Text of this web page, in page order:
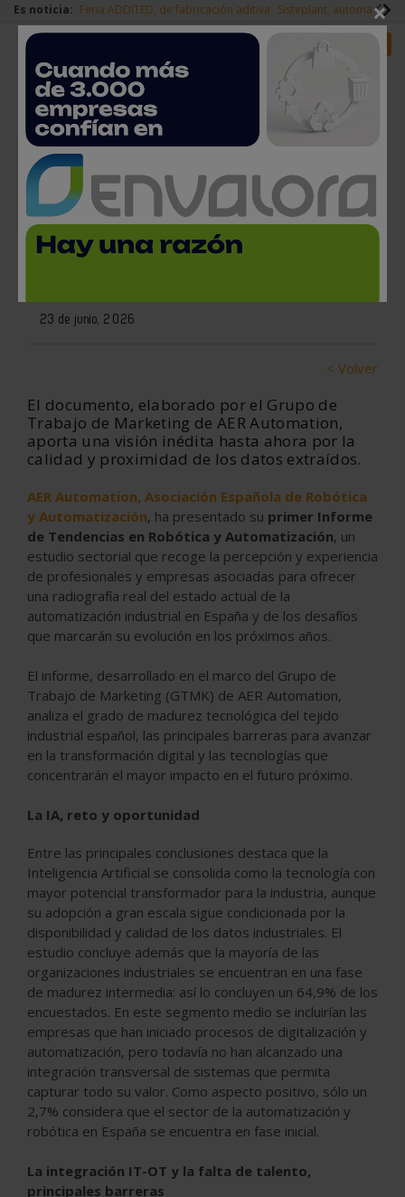
Es noticia: Feria ADDITED, de fabricación aditiva Sisteplant,
Redes Sociales Login empresas
AER Automation presenta el
primer Informe de Tendencias
23 de junio, 2026
< Volver
El documento, elaborado por el Grupo de
Trabajo de Marketing de AER Automation,
aporta una visión inédita hasta ahora por la
calidad y proximidad de los datos extraídos.
AER Automation, Asociación Española de Robótica
y Automatización, ha presentado su primer Informe
de Tendencias en Robótica y Automatización, un
estudio sectorial que recoge la percepción y experiencia
de profesionales y empresas asociadas para ofrecer
una radiografía real del estado actual de la
automatización industrial en España y de los desafíos
que marcarán su evolución en los próximos años.
El informe, desarrollado en el marco del Grupo de
Trabajo de Marketing (GTMK) de AER Automation,
analiza el grado de madurez tecnológica del tejido
industrial español, las principales barreras para avanzar
en la transformación digital y las tecnologías que
concentrarán el mayor impacto en el futuro próximo.
La IA, reto y oportunidad
Entre las principales conclusiones destaca que la
Inteligencia Artificial se consolida como la tecnología con
mayor potencial transformador para la industria, aunque
su adopción a gran escala sigue condicionada por la
disponibilidad y calidad de los datos industriales. El
estudio concluye además que la mayoría de las
organizaciones industriales se encuentran en una fase
de madurez intermedia: así lo concluyen un 64,9% de los
encuestados. En este segmento medio se incluirían las
empresas que han iniciado procesos de digitalización y
automatización, pero todavía no han alcanzado una
integración transversal de sistemas que permita
capturar todo su valor. Como aspecto positivo, sólo un
2,7% considera que el sector de la automatización y
robótica en España se encuentra en fase inicial.
La integración IT-OT y la falta de talento,
principales barreras
×